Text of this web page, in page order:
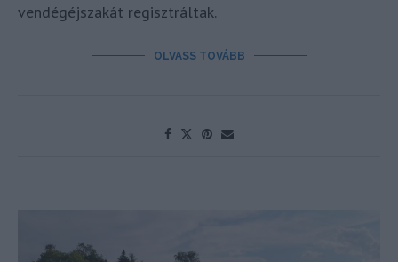
vendégéjszakát regisztráltak.
OLVASS TOVÁBB